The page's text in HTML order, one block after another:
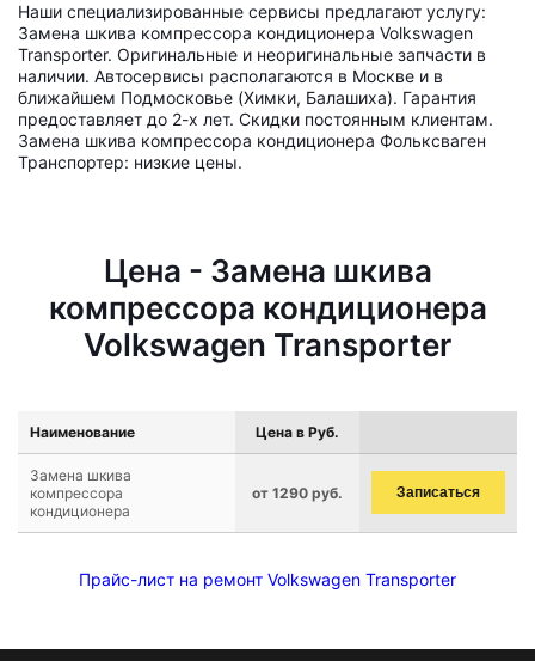
Наши специализированные сервисы предлагают услугу:
Замена шкива компрессора кондиционера Volkswagen
Transporter. Оригинальные и неоригинальные запчасти в
наличии. Автосервисы располагаются в Москве и в
ближайшем Подмосковье (Химки, Балашиха). Гарантия
предоставляет до 2-х лет. Скидки постоянным клиентам.
Замена шкива компрессора кондиционера Фольксваген
Транспортер: низкие цены.
Цена - Замена шкива
компрессора кондиционера
Volkswagen Transporter
Наименование Цена в Руб.
Замена шкива
компрессора
кондиционера
от 1290 руб. Записаться
Прайс-лист на ремонт Volkswagen Transporter